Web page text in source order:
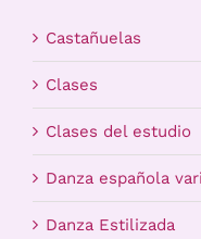
Castañuelas
Clases
Clases del estudio
Danza española
Danza Estilizada